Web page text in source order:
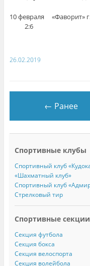
10 февраля «Фаворит»
2:6
26.02.2019
← Ранее
Спортивные клубы
Спортивный клуб
«Шахматный клуб»
Спортивный клуб
Стрелковый тир
Спортивные секции
Секция футбола
Секция бокса
Секция велоспорта
Секция волейбола